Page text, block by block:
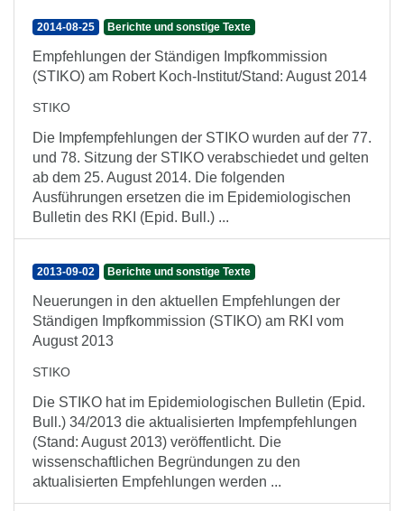
2014-08-25 Berichte und sonstige Texte
Empfehlungen der Ständigen Impfkommission
(STIKO) am Robert Koch-Institut/Stand: August 2014
STIKO
Die Impfempfehlungen der STIKO wurden auf der 77.
und 78. Sitzung der STIKO verabschiedet und gelten
ab dem 25. August 2014. Die folgenden
Ausführungen ersetzen die im Epidemiologischen
Bulletin des RKI (Epid. Bull.) ...
2013-09-02 Berichte und sonstige Texte
Neuerungen in den aktuellen Empfehlungen der
Ständigen Impfkommission (STIKO) am RKI vom
August 2013
STIKO
Die STIKO hat im Epidemiologischen Bulletin (Epid.
Bull.) 34/2013 die aktualisierten Impfempfehlungen
(Stand: August 2013) veröffentlicht. Die
wissenschaftlichen Begründungen zu den
aktualisierten Empfehlungen werden ...